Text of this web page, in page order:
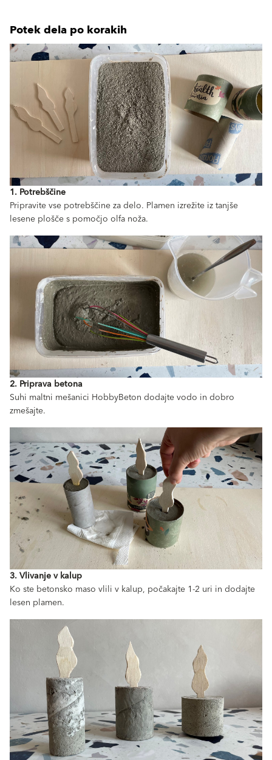
Potek dela po korakih
1. Potrebščine
Pripravite vse potrebščine za delo. Plamen izrežite iz tanjše
lesene plošče s pomočjo olfa noža.
2. Priprava betona
Suhi maltni mešanici HobbyBeton dodajte vodo in dobro
zmešajte.
3. Vlivanje v kalup
Ko ste betonsko maso vlili v kalup, počakajte 1-2 uri in dodajte
lesen plamen.